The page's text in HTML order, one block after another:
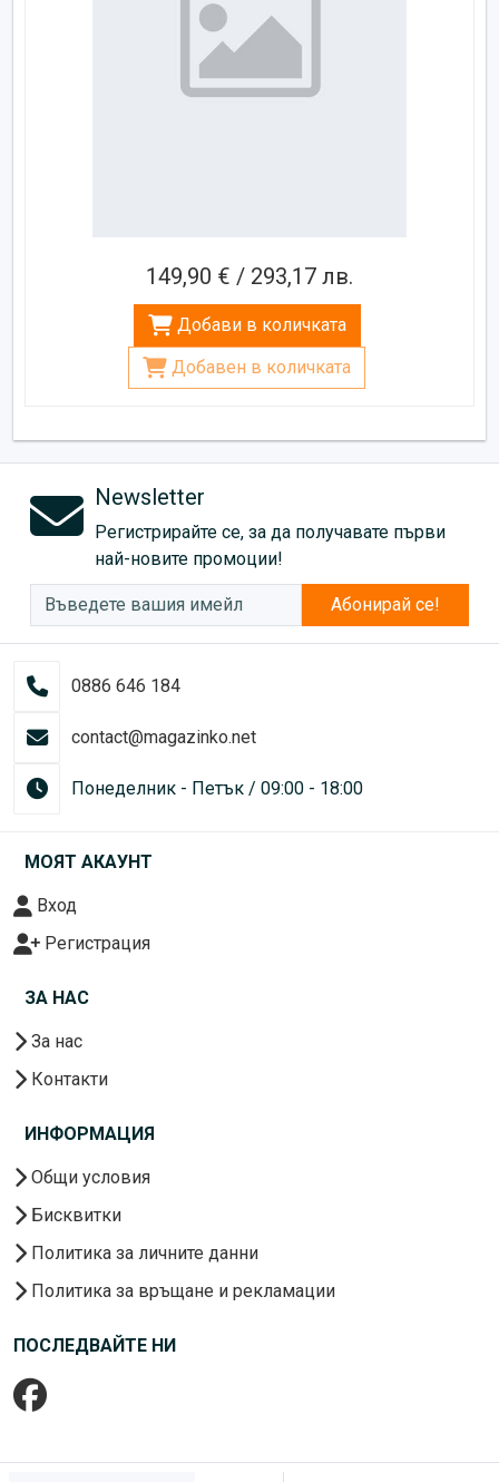
149,90 € / 293,17 лв.
Добави в количката
Добавен в количката
Newsletter
Регистрирайте се, за да получавате първи
най-новите промоции!
Абонирай се!
0886 646 184
contact@magazinko.net
Понеделник - Петък / 09:00 - 18:00
МОЯТ АКАУНТ
Вход
Регистрация
ЗА НАС
За нас
Контакти
ИНФОРМАЦИЯ
Общи условия
Бисквитки
Политика за личните данни
Политика за връщане и рекламации
ПОСЛЕДВАЙТЕ НИ